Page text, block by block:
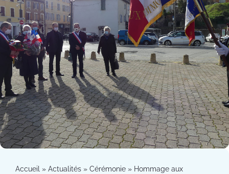
Accueil » Actualités » Cérémonie » Hommage aux